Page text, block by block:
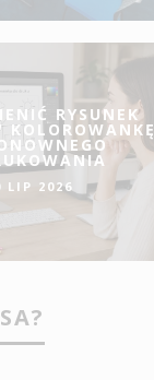
RYSUNEK
KOLOROWANKĘ
LIP 2026